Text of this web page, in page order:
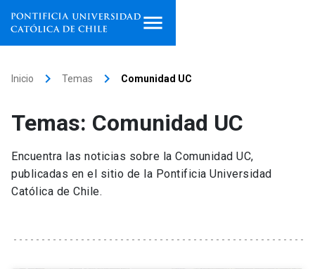
Facultades, escuelas e
institutos
Investigación
Inicio keyboard_arrow_right Temas keyboard_arrow_right Comunidad UC
Temas: Comunidad UC
Encuentra las noticias sobre la Comunidad UC,
publicadas en el sitio de la Pontificia Universidad
Católica de Chile.